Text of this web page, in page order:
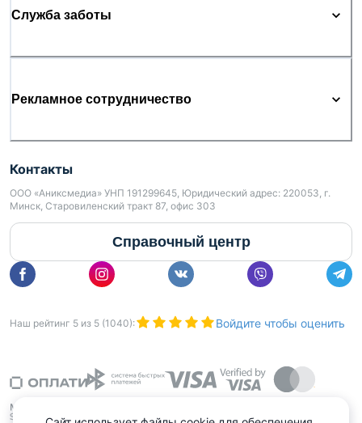
Служба заботы
Рекламное сотрудничество
Контакты
ООО «Аниксмедиа» УНП 191299645, Юридический адрес: 220053, г.
Минск, Старовиленский тракт 87, офис 303
Справочный центр
Наш рейтинг 5 из 5 (1040): Войдите чтобы оценить